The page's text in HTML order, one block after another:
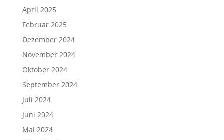
April 2025
Februar 2025
Dezember 2024
November 2024
Oktober 2024
September 2024
Juli 2024
Juni 2024
Mai 2024